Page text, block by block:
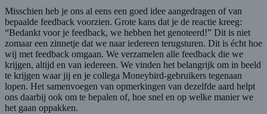
Misschien heb je ons al eens een goed idee aangedragen of van
bepaalde feedback voorzien. Grote kans dat je de reactie kreeg:
“Bedankt voor je feedback, we hebben het genoteerd!” Dit is niet
zomaar een zinnetje dat we naar iedereen terugsturen. Dit is écht hoe
wij met feedback omgaan. We verzamelen alle feedback die we
krijgen, altijd en van iedereen. We vinden het belangrijk om in beeld
te krijgen waar jij en je collega Moneybird-gebruikers tegenaan
lopen. Het samenvoegen van opmerkingen van dezelfde aard helpt
ons daarbij ook om te bepalen of, hoe snel en op welke manier we
het gaan oppakken.